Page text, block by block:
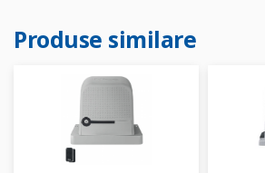
Produse similare